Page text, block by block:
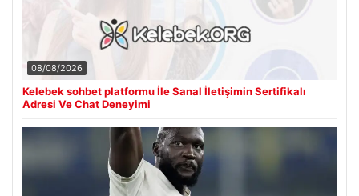
08/08/2026
Kelebek sohbet platformu İle Sanal İletişimin Sertifikalı
Adresi Ve Chat Deneyimi